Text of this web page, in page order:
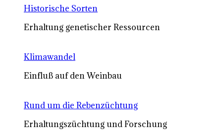
Historische Sorten
Erhaltung genetischer Ressourcen
Klimawandel
Einfluß auf den Weinbau
Rund um die Rebenzüchtung
Erhaltungszüchtung und Forschung